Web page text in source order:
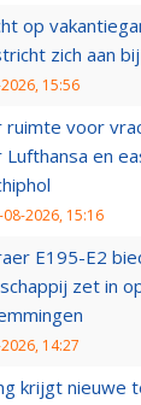
op
zich aan
15:56
ruimte voor
Lufthansa en
08-2026, 15:16
E195-E2
zet in
14:27
krijgt nieuwe